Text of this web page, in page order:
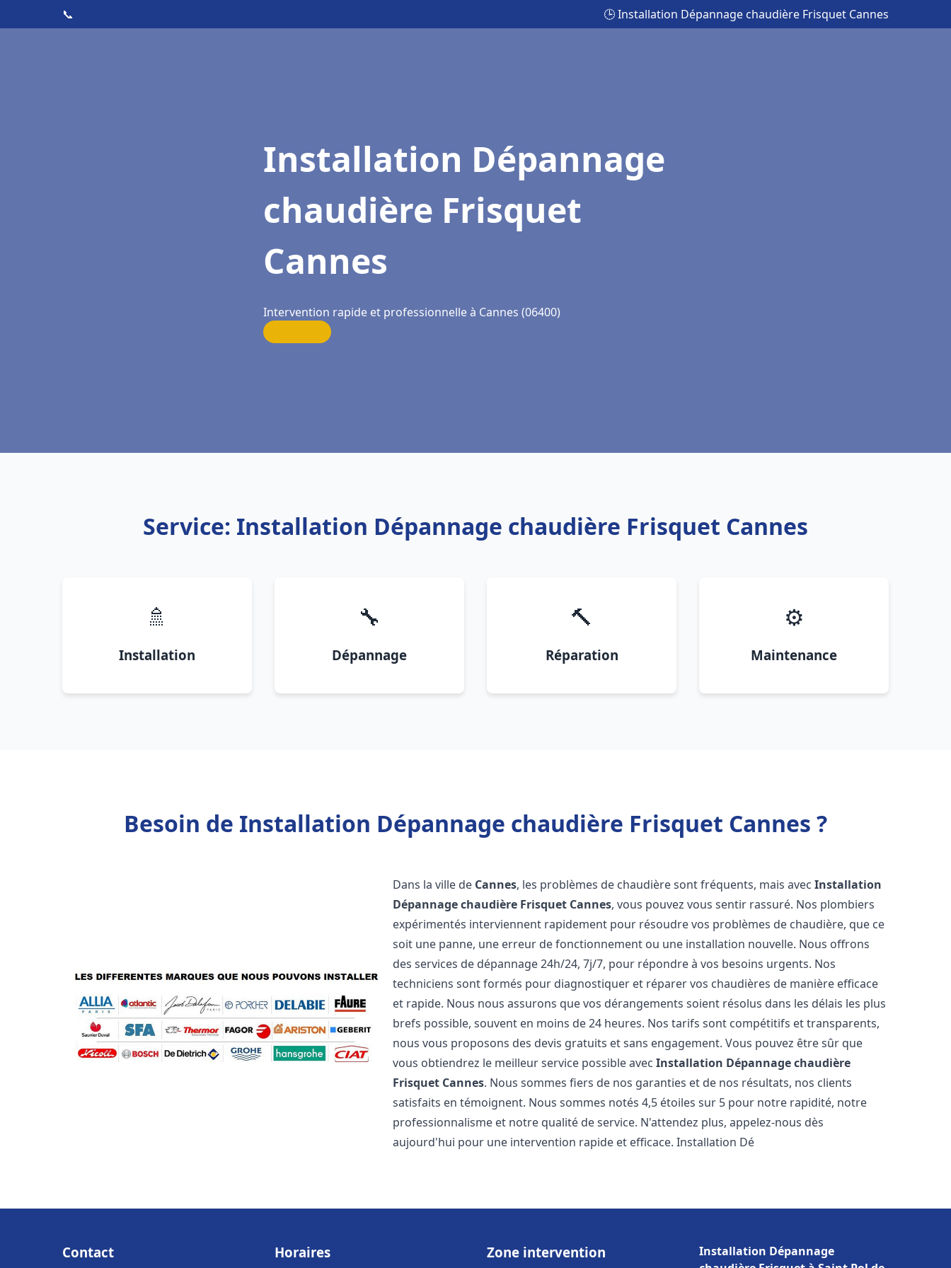
📞 🕒 Installation Dépannage chaudière Frisquet Cannes
Installation Dépannage
chaudière Frisquet
Cannes
Intervention rapide et professionnelle à Cannes (06400)
Service: Installation Dépannage chaudière Frisquet Cannes
🚿
Installation
🔧
Dépannage
🔨
Réparation
⚙️
Maintenance
Besoin de Installation Dépannage chaudière Frisquet Cannes ?
Dans la ville de Cannes, les problèmes de chaudière sont fréquents, mais avecInstallation
Dépannage chaudière Frisquet Cannes, vous pouvez vous sentir rassuré. Nos plombiers
expérimentés interviennent rapidement pour résoudre vos problèmes de chaudière, que ce
soit une panne, une erreur de fonctionnement ou une installation nouvelle. Nous offrons
des services de dépannage 24h/24, 7j/7, pour répondre à vos besoins urgents. Nos
techniciens sont formés pour diagnostiquer et réparer vos chaudières de manière efficace
et rapide. Nous nous assurons que vos dérangements soient résolus dans les délais les plus
brefs possible, souvent en moins de 24 heures. Nos tarifs sont compétitifs et transparents,
nous vous proposons des devis gratuits et sans engagement. Vous pouvez être sûr que
vous obtiendrez le meilleur service possible avecInstallation Dépannage chaudière
Frisquet Cannes. Nous sommes fiers de nos garanties et de nos résultats, nos clients
satisfaits en témoignent. Nous sommes notés 4,5 étoiles sur 5 pour notre rapidité, notre
professionnalisme et notre qualité de service. N'attendez plus, appelez-nous dès
aujourd'hui pour une intervention rapide et efficace. Installation Dé
Contact Horaires Zone intervention
Installation Dépannage